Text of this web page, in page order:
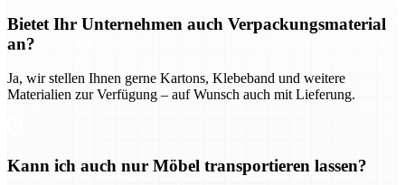
Bietet Ihr Unternehmen auch Verpackungsmaterial
an?
Ja, wir stellen Ihnen gerne Kartons, Klebeband und weitere
Materialien zur Verfügung – auf Wunsch auch mit Lieferung.
Kann ich auch nur Möbel transportieren lassen?